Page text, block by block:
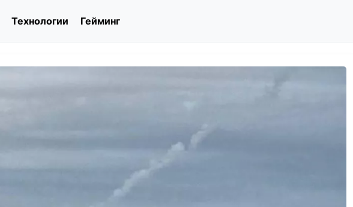
Технологии Гейминг